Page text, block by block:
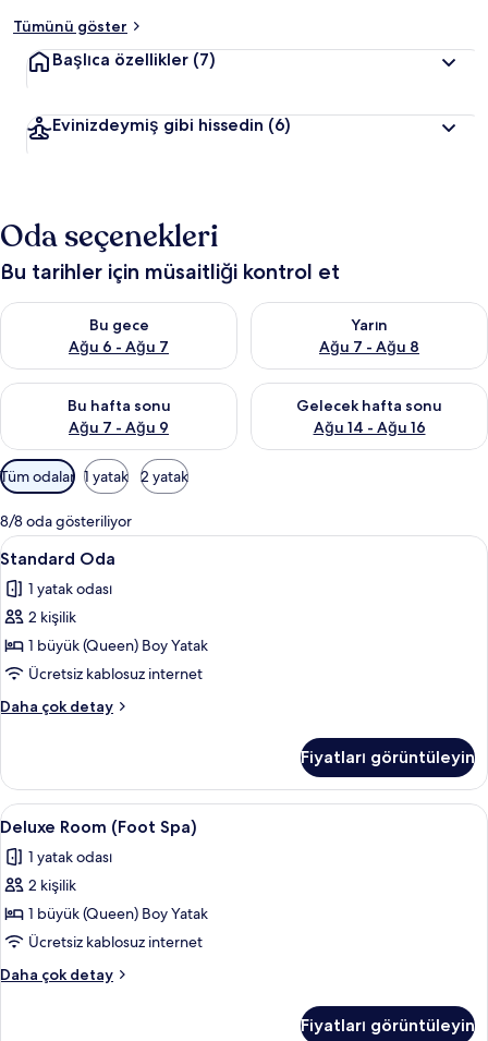
Tümünü göster
Başlıca özellikler (7)
Evinizdeymiş gibi hissedin (6)
Oda seçenekleri
Bu tarihler için müsaitliği kontrol et
Bu gece
Ağu 6 - Ağu 7
Bu gece için müsaitliği kontrol et Ağu 6 - Ağu 7
Yarın
Ağu 7 - Ağu 8
Yarın için müsaitliği kontrol
Bu hafta sonu
Ağu 7 - Ağu 9
Bu hafta sonu için müsaitliği kontrol et Ağu 7 - Ağu 9
Gelecek hafta sonu
Ağu 14 - Ağu 16
Önümüzdeki hafta sonu için
Odalar
için
mevcut
filtreler
Tüm odalar 1 yatak 2 yatak
8/8 oda gösteriliyor
Standard
Oda
için
tüm
fotoğrafları
görün
Standard Oda | Masa, dizüstü
16
Standard Oda
1 yatak odası
2 kişilik
1 büyük (Queen) Boy Yatak
Ücretsiz kablosuz internet
Daha çok detay
Standard
fazla
detay
Fiyatları görüntüleyin
Deluxe
Room
(Foot
Spa)
için
tüm
fotoğrafları
görün
Deluxe Room (Foot Spa) | Masa,
19
Deluxe Room (Foot Spa)
1 yatak odası
2 kişilik
1 büyük (Queen) Boy Yatak
Ücretsiz kablosuz internet
Daha çok detay
Deluxe
Fiyatları görüntüleyin